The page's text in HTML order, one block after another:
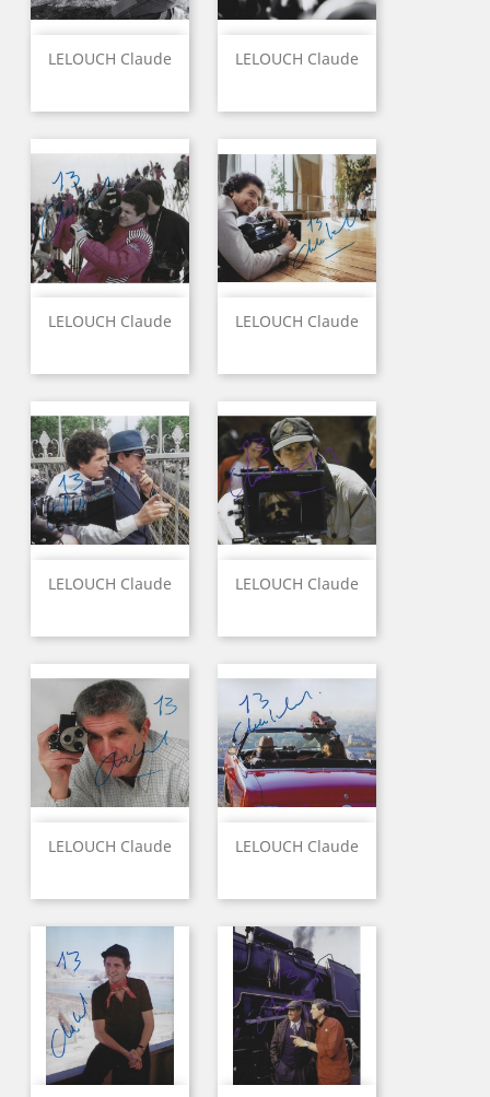
LELOUCH Claude LELOUCH Claude
LELOUCH Claude LELOUCH Claude
LELOUCH Claude LELOUCH Claude
LELOUCH Claude LELOUCH Claude